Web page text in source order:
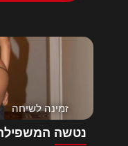
זמינה לשיחה
נטשה